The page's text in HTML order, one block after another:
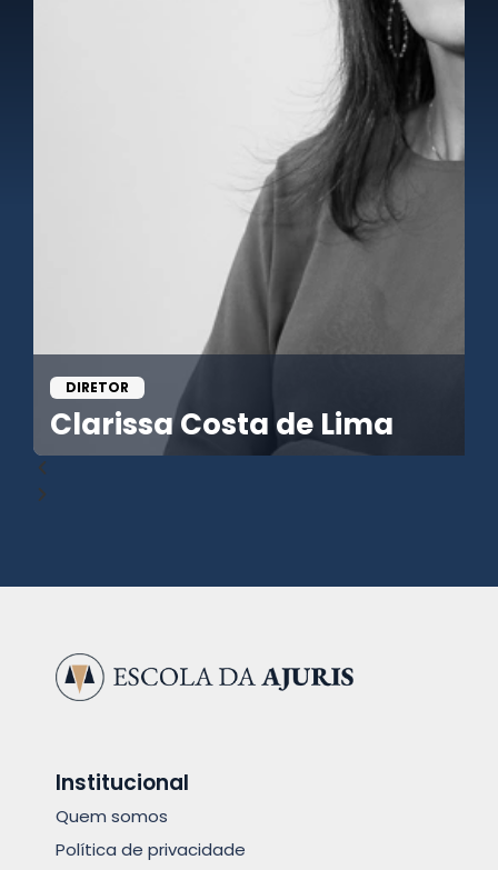
DIRETOR
Clarissa Costa de Lima
Institucional
Quem somos
Política de privacidade